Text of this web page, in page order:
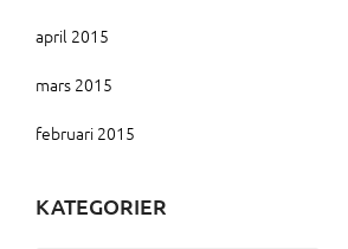
april 2015
mars 2015
februari 2015
KATEGORIER